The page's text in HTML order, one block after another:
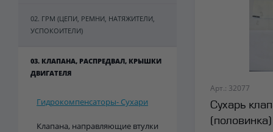
02. ГРМ (ЦЕПИ, РЕМНИ, НАТЯЖИТЕЛИ,
УСПОКОИТЕЛИ)
03. КЛАПАНА, РАСПРЕДВАЛ, КРЫШКИ
ДВИГАТЕЛЯ
Гидрокомпенсаторы- Сухари
Клапана, направляющие втулки
Арт.: 32077
Сухарь